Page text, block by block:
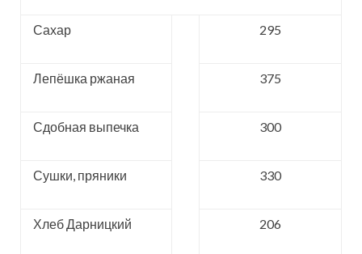
Сахар 295
Лепёшка ржаная 375
Сдобная выпечка 300
Сушки, пряники 330
Хлеб Дарницкий 206